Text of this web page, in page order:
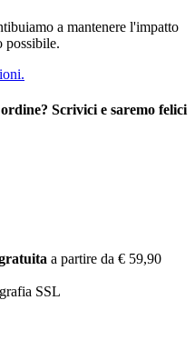
a mantenere l'impatto
possibile.
Scrivici e saremo felici
a partire da € 59,90
SSL